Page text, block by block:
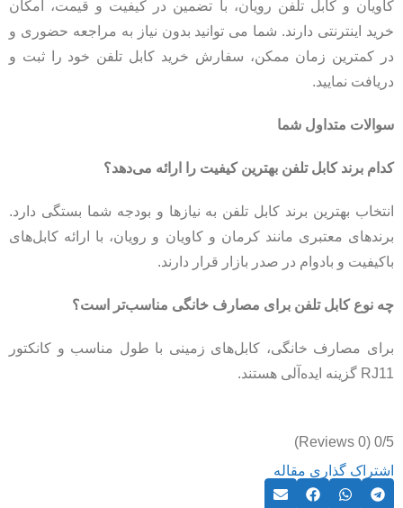
کاویان و کابل تلفن رویان، با تضمین در کیفیت و قیمت، امکان
خرید اینترنتی دارند. شما می توانید بدون نیاز به مراجعه حضوری و
در کمترین زمان ممکن، سفارش خرید کابل تلفن خود را ثبت و
دریافت نمایید.
سوالات متداول شما
کدام برند کابل تلفن بهترین کیفیت را ارائه می‌دهد؟
انتخاب بهترین برند کابل تلفن به نیازها و بودجه شما بستگی دارد.
برندهای معتبری مانند کرمان و کاویان و رویان، با ارائه کابل‌های
باکیفیت و بادوام در صدر بازار قرار دارند.
چه نوع کابل تلفن برای مصارف خانگی مناسب‌تر است؟
برای مصارف خانگی، کابل‌های زمینی با طول مناسب و کانکتور
RJ11 گزینه ایده‌آلی هستند.
0/5
(0 Reviews)
اشتراک گذاری مقاله